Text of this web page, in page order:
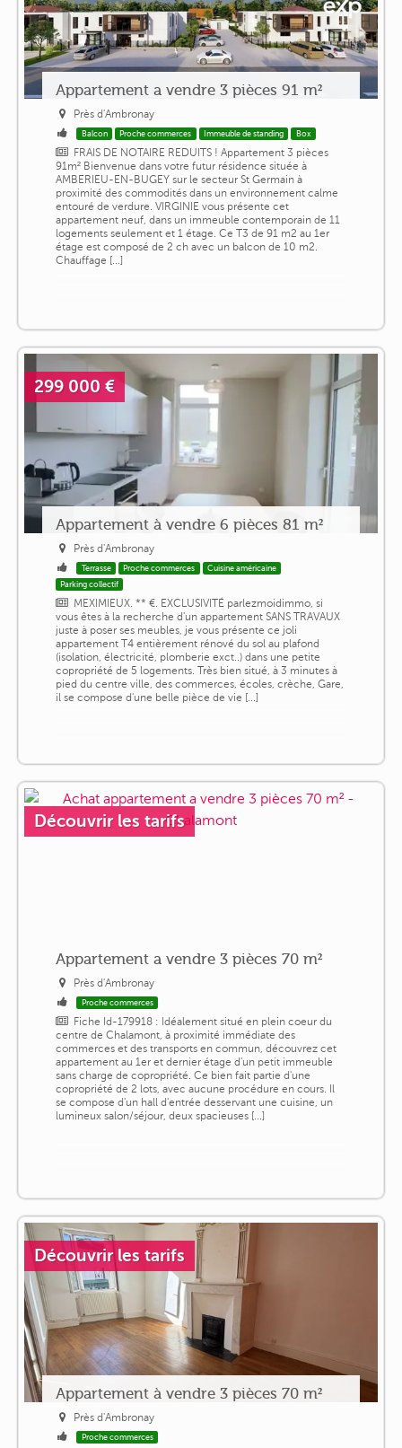
Appartement a vendre 3 pièces 91 m²
Près d'Ambronay
Balcon Proche commerces Immeuble de standing Box
FRAIS DE NOTAIRE REDUITS ! Appartement 3 pièces
91m² Bienvenue dans votre futur résidence située à
AMBERIEU-EN-BUGEY sur le secteur St Germain à
proximité des commodités dans un environnement calme
entouré de verdure. VIRGINIE vous présente cet
appartement neuf, dans un immeuble contemporain de 11
logements seulement et 1 étage. Ce T3 de 91 m2 au 1er
étage est composé de 2 ch avec un balcon de 10 m2.
Chauffage [...]
299 000 €
Appartement à vendre 6 pièces 81 m²
Près d'Ambronay
Terrasse Proche commerces
Cuisine américaine
Parking collectif
MEXIMIEUX. ** €. EXCLUSIVITÉ parlezmoidimmo, si
vous êtes à la recherche d'un appartement SANS TRAVAUX
juste à poser ses meubles, je vous présente ce joli
appartement T4 entièrement rénové du sol au plafond
(isolation, électricité, plomberie exct..) dans une petite
copropriété de 5 logements. Très bien situé, à 3 minutes à
pied du centre ville, des commerces, écoles, crèche, Gare,
il se compose d'une belle pièce de vie [...]
Découvrir les tarifs
Appartement a vendre 3 pièces 70 m²
Près d'Ambronay
Proche commerces
Fiche Id-179918 : Idéalement situé en plein coeur du
centre de Chalamont, à proximité immédiate des
commerces et des transports en commun, découvrez cet
appartement au 1er et dernier étage d'un petit immeuble
sans charge de copropriété. Ce bien fait partie d'une
copropriété de 2 lots, avec aucune procédure en cours. Il
se compose d'un hall d'entrée desservant une cuisine, un
lumineux salon/séjour, deux spacieuses [...]
Découvrir les tarifs
Appartement à vendre 3 pièces 70 m²
Près d'Ambronay
Proche commerces